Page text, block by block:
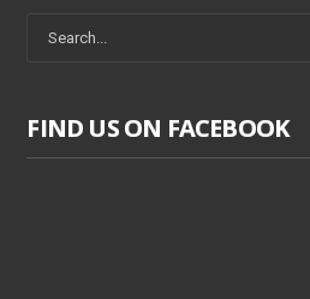
FIND US ON FACEBOOK